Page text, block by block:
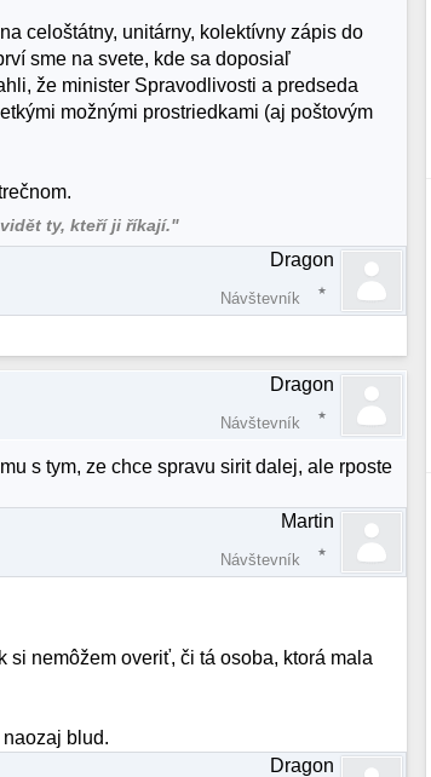
celoštátny, unitárny, kolektívny zápis do
sme na svete, kde sa doposiaľ
že minister Spravodlivosti a predseda
možnými prostriedkami (aj poštovým
ty, kteří ji říkají."
Dragon
Návštevník
Dragon
Návštevník
s tym, ze chce spravu sirit dalej, ale rposte
Martin
Návštevník
nemôžem overiť, či tá osoba, ktorá mala
blud.
Dragon